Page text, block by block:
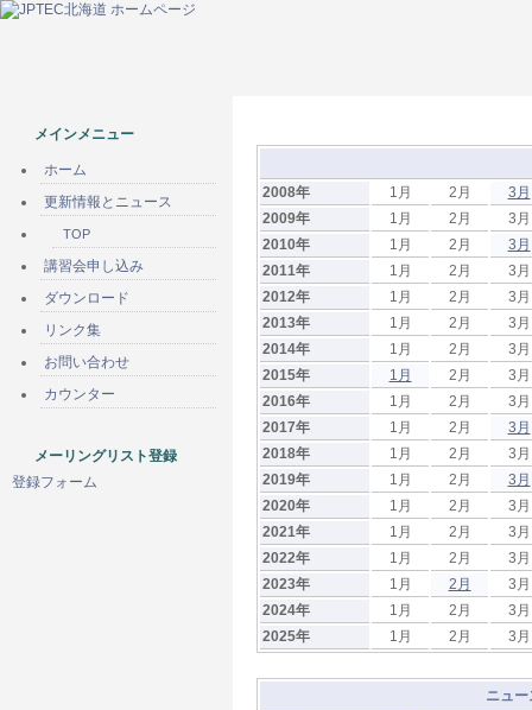
2008年 1月 2月
3月
2009年
1月 2月
3月
2010年
1月 2月
3月
2011年
1月 2月
3月
2012年
1月 2月
3月
2013年
1月 2月
3月
2014年
1月 2月
3月
2015年
1月 2月
3月
2016年
1月 2月
3月
2017年
1月 2月
3月
2018年
1月 2月
3月
2019年
1月 2月
3月
2020年
1月 2月
3月
2021年
1月 2月
3月
2022年
1月 2月
3月
2023年
1月 2月
3月
2024年
1月 2月
3月
2025年
1月 2月 3月
ニュー
メインメニュー
ホーム
更新情報とニュース
TOP
講習会申し込み
ダウンロード
リンク集
お問い合わせ
カウンター
メーリングリスト登録
登録フォーム